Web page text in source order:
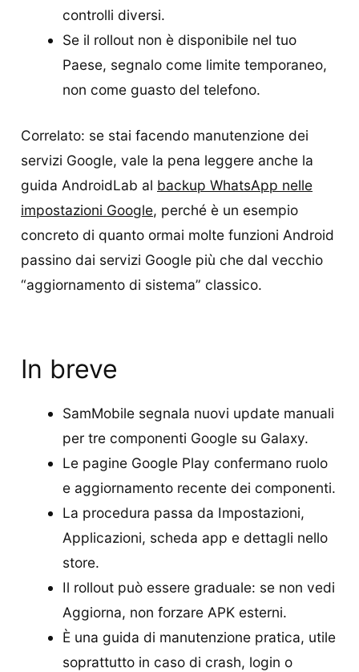
controlli diversi.
Se il rollout non è disponibile nel tuo
Paese, segnalo come limite temporaneo,
non come guasto del telefono.
Correlato: se stai facendo manutenzione dei
servizi Google, vale la pena leggere anche la
guida AndroidLab al backup WhatsApp nelle
impostazioni Google, perché è un esempio
concreto di quanto ormai molte funzioni Android
passino dai servizi Google più che dal vecchio
“aggiornamento di sistema” classico.
In breve
SamMobile segnala nuovi update manuali
per tre componenti Google su Galaxy.
Le pagine Google Play confermano ruolo
e aggiornamento recente dei componenti.
La procedura passa da Impostazioni,
Applicazioni, scheda app e dettagli nello
store.
Il rollout può essere graduale: se non vedi
Aggiorna, non forzare APK esterni.
È una guida di manutenzione pratica, utile
soprattutto in caso di crash, login o